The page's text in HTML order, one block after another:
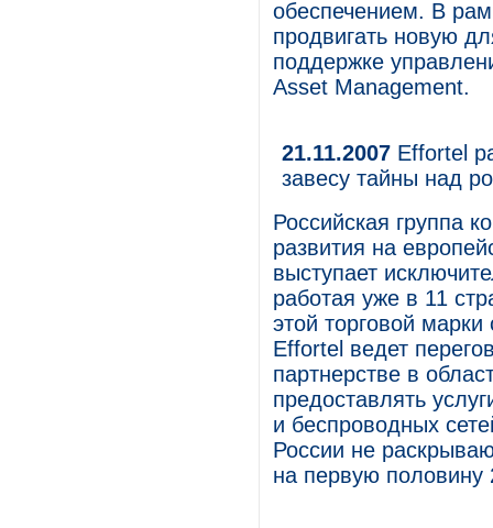
обеспечением. В
продвигать новую
поддержке
Asset Management.
21.11.2007 Effortel
завесу тайны над
Российская группа
развития на
выступает
работая уже в 11
этой торговой
Effortel ведет
партнерстве в
предоставлять
и беспроводных
России не
на первую половину